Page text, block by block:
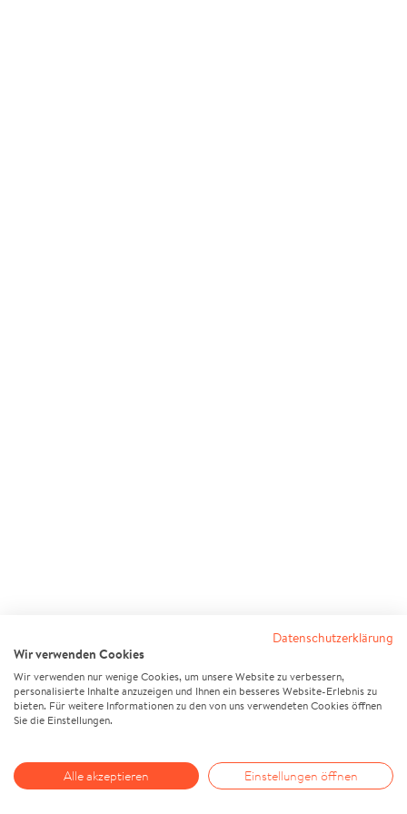
Datenschutzerklärung
Wir verwenden Cookies
Wir verwenden nur wenige Cookies, um unsere Website zu verbessern,
personalisierte Inhalte anzuzeigen und Ihnen ein besseres Website-Erlebnis zu
bieten. Für weitere Informationen zu den von uns verwendeten Cookies öffnen
Sie die Einstellungen.
Alle akzeptieren Einstellungen öffnen